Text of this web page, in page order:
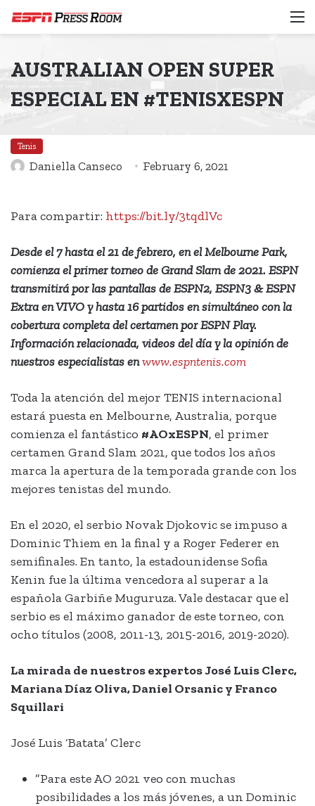
AUSTRALIAN OPEN SUPER
ESPECIAL EN #TENISXESPN
Tenis
Daniella Canseco February 6, 2021
Para compartir: https://bit.ly/3tqdlVc
Desde el 7 hasta el 21 de febrero, en el Melbourne Park,
comienza el primer torneo de Grand Slam de 2021. ESPN
transmitirá por las pantallas de ESPN2, ESPN3 & ESPN
Extra en VIVO y hasta 16 partidos en simultáneo con la
cobertura completa del certamen por ESPN Play.
Información relacionada, videos del día y la opinión de
nuestros especialistas enwww.espntenis.com
Toda la atención del mejor TENIS internacional
estará puesta en Melbourne, Australia, porque
comienza el fantástico #AOxESPN, el primer
certamen Grand Slam 2021, que todos los años
marca la apertura de la temporada grande con los
mejores tenistas del mundo.
En el 2020, el serbio Novak Djokovic se impuso a
Dominic Thiem en la final y a Roger Federer en
semifinales. En tanto, la estadounidense Sofia
Kenin fue la última vencedora al superar a la
española Garbiñe Muguruza. Vale destacar que el
serbio es el máximo ganador de este torneo, con
ocho títulos (2008, 2011-13, 2015-2016, 2019-2020).
La mirada de nuestros expertos José Luis Clerc,
Mariana Díaz Oliva, Daniel Orsanic y Franco
Squillari
José Luis ‘Batata’ Clerc
”Para este AO 2021 veo con muchas
posibilidades a los más jóvenes, a un Dominic